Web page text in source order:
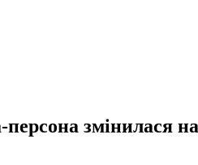
змінилася